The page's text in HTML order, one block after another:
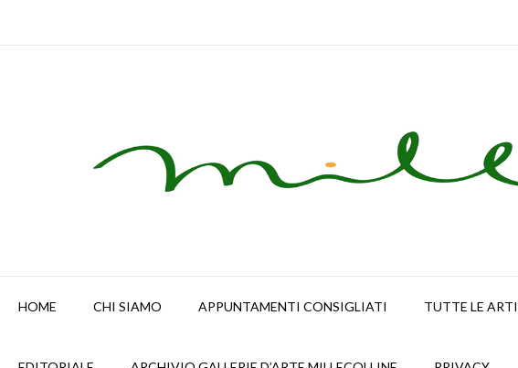
HOME CHI SIAMO APPUNTAMENTI CONSIGLIATI TUTTE LE ARTI